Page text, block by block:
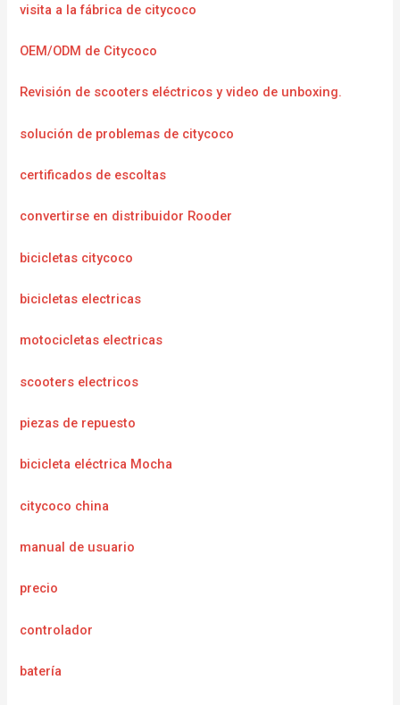
visita a la fábrica de citycoco
OEM/ODM de Citycoco
Revisión de scooters eléctricos y video de unboxing.
solución de problemas de citycoco
certificados de escoltas
convertirse en distribuidor Rooder
bicicletas citycoco
bicicletas electricas
motocicletas electricas
scooters electricos
piezas de repuesto
bicicleta eléctrica Mocha
citycoco china
manual de usuario
precio
controlador
batería